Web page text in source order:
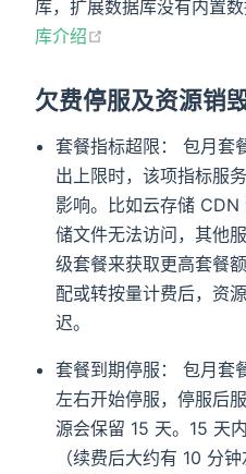
库，扩展数据库没有内置数
库介绍
欠费停服及资源销
套餐指标超限： 包月套
出上限时，该项指标服
影响。比如云存储
储文件无法访问，其他
级套餐来获取更高套餐
配或转按量计费后，资
迟。
套餐到期停服： 包月套
左右开始停服，停服后
源会保留 15 天。15 天
（续费后大约有 10 分